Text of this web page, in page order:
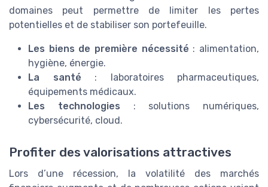
domaines peut permettre de limiter les pertes
potentielles et de stabiliser son portefeuille.
Les biens de première nécessité : alimentation,
hygiène, énergie.
La santé : laboratoires pharmaceutiques,
équipements médicaux.
Les technologies : solutions numériques,
cybersécurité, cloud.
Profiter des valorisations attractives
Lors d’une récession, la volatilité des marchés